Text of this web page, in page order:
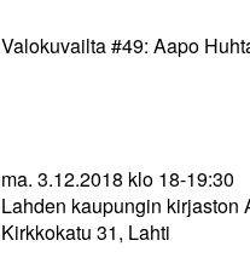
Valokuvailta #49: Aapo
ma. 3.12.2018 klo 18-19:30
Lahden kaupungin kirjaston
Kirkkokatu 31, Lahti